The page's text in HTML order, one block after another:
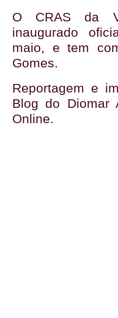
O CRAS da
inaugurado
maio, e tem
Gomes.
Reportagem e
Blog do Diomar
Online.